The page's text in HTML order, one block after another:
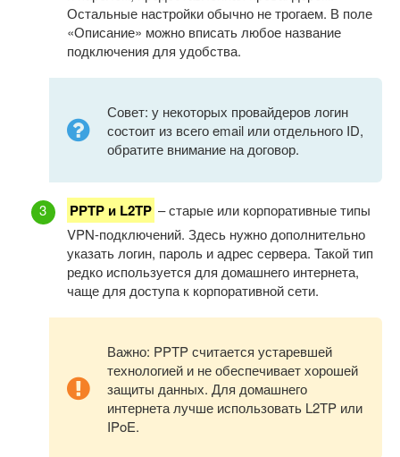
Остальные настройки обычно не трогаем. В поле
«Описание» можно вписать любое название
подключения для удобства.
Совет: у некоторых провайдеров логин
состоит из всего email или отдельного ID,
обратите внимание на договор.
PPTP и L2TP – старые или корпоративные типы
VPN-подключений. Здесь нужно дополнительно
указать логин, пароль и адрес сервера. Такой тип
редко используется для домашнего интернета,
чаще для доступа к корпоративной сети.
Важно: PPTP считается устаревшей
технологией и не обеспечивает хорошей
защиты данных. Для домашнего
интернета лучше использовать L2TP или
IPoE.